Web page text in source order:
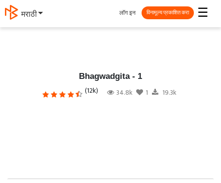
मराठी ☰
लॉग इन विनामूल्य प्रकाशित करा
Bhagwadgita - 1
(12k) 34.8k 1 19.3k